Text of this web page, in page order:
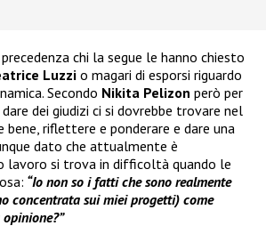
chi la segue le hanno chiesto
Luzzi o magari di esporsi riguardo
Secondo Nikita Pelizon però per
dei giudizi ci si dovrebbe trovare nel
riflettere e ponderare e dare una
dato che attualmente è
lavoro si trova in difficoltà quando le
“Io non so i fatti che sono realmente
concentrata sui miei progetti) come